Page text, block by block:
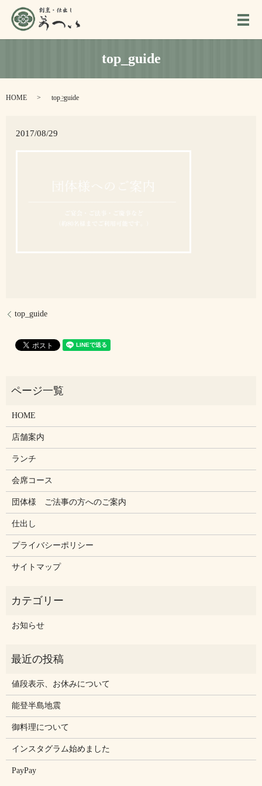
メ
top_guide
HOME top_guide
2017/08/29
top_guide
HOME
店舗案内
ランチ
会席コース
団体様 ご法事の方へのご案内
仕出し
プライバシーポリシー
サイトマップ
お知らせ
値段表示、お休みについて
能登半島地震
御料理について
インスタグラム始めました
PayPay